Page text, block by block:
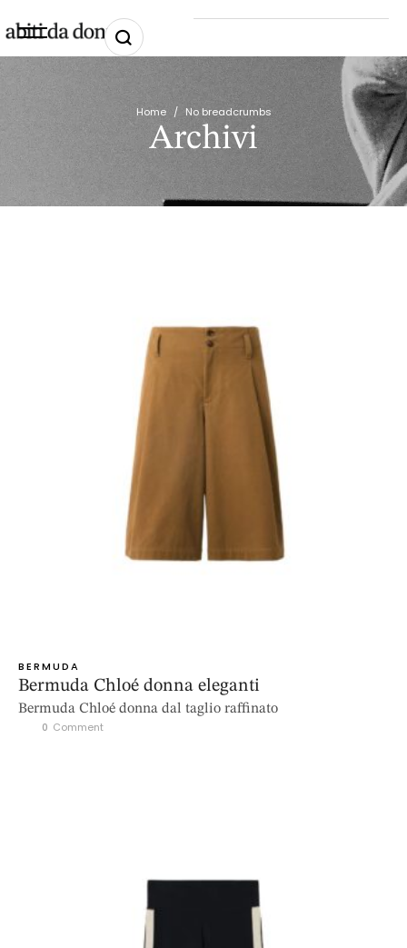
Home / No breadcrumbs
Archivi
BERMUDA
Bermuda Chloé donna eleganti
Bermuda Chloé donna dal taglio raffinato
0 Comment